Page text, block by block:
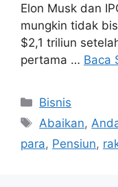
Elon Musk dan
mungkin tidak
$2,1 triliun
pertama … Baca
Kategori
Bisnis
Tag
Abaikan,
para, Pensiun,